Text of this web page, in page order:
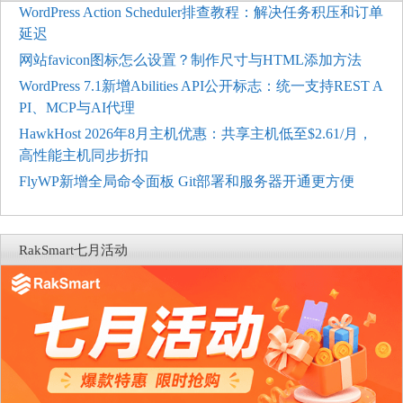
WordPress Action Scheduler排查教程：解决任务积压和订单
延迟
网站favicon图标怎么设置？制作尺寸与HTML添加方法
WordPress 7.1新增Abilities API公开标志：统一支持REST A
PI、MCP与AI代理
HawkHost 2026年8月主机优惠：共享主机低至$2.61/月，
高性能主机同步折扣
FlyWP新增全局命令面板 Git部署和服务器开通更方便
RakSmart七月活动